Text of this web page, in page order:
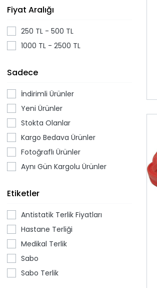
Fiyat Aralığı
250 TL - 500 TL
1000 TL - 2500 TL
Sadece
İndirimli Ürünler
Yeni Ürünler
Stokta Olanlar
Kargo Bedava Ürünler
Fotoğraflı Ürünler
Aynı Gün Kargolu Ürünler
Etiketler
Antistatik Terlik Fiyatları
Hastane Terliği
Medikal Terlik
Sabo
Sabo Terlik